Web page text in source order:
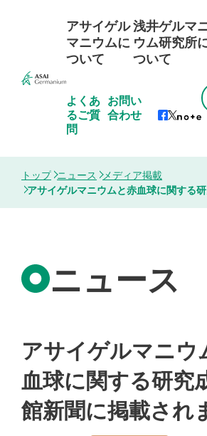
アサイゲル
マニウムに
ついて
浅井ゲルマ
ウム研究所
ついて
よくあ
るご質
問
お問い
合わせ
トップ ニュース メディア掲載
ニュース
アサイゲルマニウ
血球に関する研究
館新聞に掲載され